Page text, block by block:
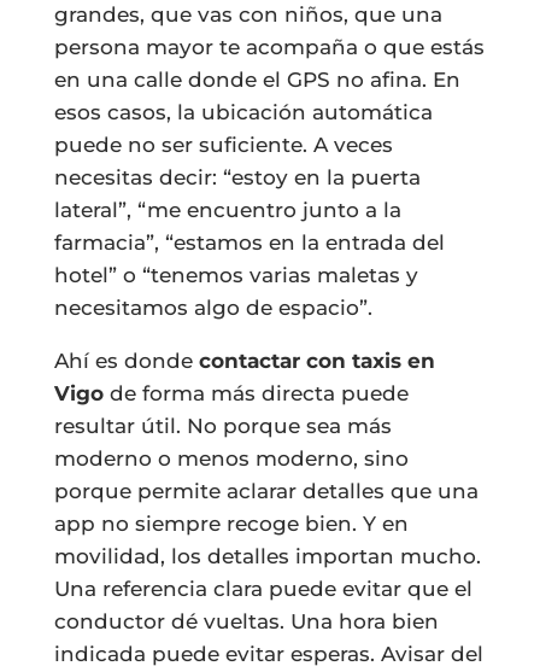
grandes, que vas con niños, que una
persona mayor te acompaña o que estás
en una calle donde el GPS no afina. En
esos casos, la ubicación automática
puede no ser suficiente. A veces
necesitas decir: “estoy en la puerta
lateral”, “me encuentro junto a la
farmacia”, “estamos en la entrada del
hotel” o “tenemos varias maletas y
necesitamos algo de espacio”.
Ahí es donde contactar con taxis en
Vigode forma más directa puede
resultar útil. No porque sea más
moderno o menos moderno, sino
porque permite aclarar detalles que una
app no siempre recoge bien. Y en
movilidad, los detalles importan mucho.
Una referencia clara puede evitar que el
conductor dé vueltas. Una hora bien
indicada puede evitar esperas. Avisar del